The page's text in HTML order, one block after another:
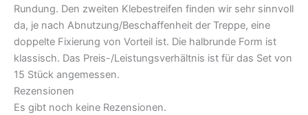
Rundung. Den zweiten Klebestreifen finden wir sehr sinnvoll
da, je nach Abnutzung/Beschaffenheit der Treppe, eine
doppelte Fixierung von Vorteil ist. Die halbrunde Form ist
klassisch. Das Preis-/Leistungsverhältnis ist für das Set von
15 Stück angemessen.
Rezensionen
Es gibt noch keine Rezensionen.